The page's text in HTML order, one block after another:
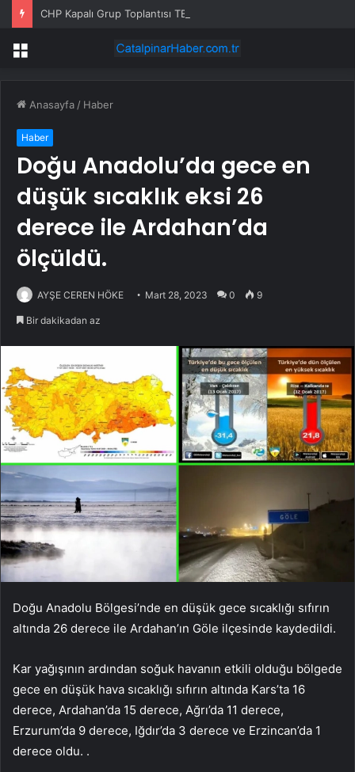
Menü
Anasayfa / Haber
Haber
Doğu Anadolu’da gece en
düşük sıcaklık eksi 26
derece ile Ardahan’da
ölçüldü.
AYŞE CEREN HÖKE Mart 28, 2023 0 9
Bir dakikadan az
Doğu Anadolu Bölgesi’nde en düşük gece sıcaklığı sıfırın
altında 26 derece ile Ardahan’ın Göle ilçesinde kaydedildi.
Kar yağışının ardından soğuk havanın etkili olduğu bölgede
gece en düşük hava sıcaklığı sıfırın altında Kars’ta 16
derece, Ardahan’da 15 derece, Ağrı’da 11 derece,
Erzurum’da 9 derece, Iğdır’da 3 derece ve Erzincan’da 1
derece oldu. .